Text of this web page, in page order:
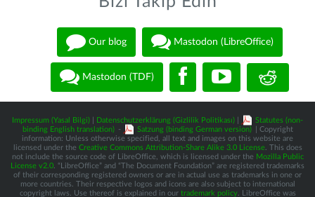
Our blog Mastodon (LibreOffice)
Mastodon (TDF)
Impressum (Yasal Bilgi) Datenschutzerklärung (Gizlilik Politikası)
Statutes (non-
binding English translation) - Satzung (binding German version)
| Copyright
information: Unless otherwise specified, all text and images on this website are
licensed under the Creative Commons Attribution-Share Alike 3.0 License. This does
not include the source code of LibreOffice, which is licensed under the Mozilla Public
License v2.0 . “LibreOffice” and “The Document Foundation” are registered trademarks
of their corresponding registered owners or are in actual use as trademarks in one or
more countries. Their respective logos and icons are also subject to international
copyright laws. Use thereof is explained in our trademark policy. LibreOffice was